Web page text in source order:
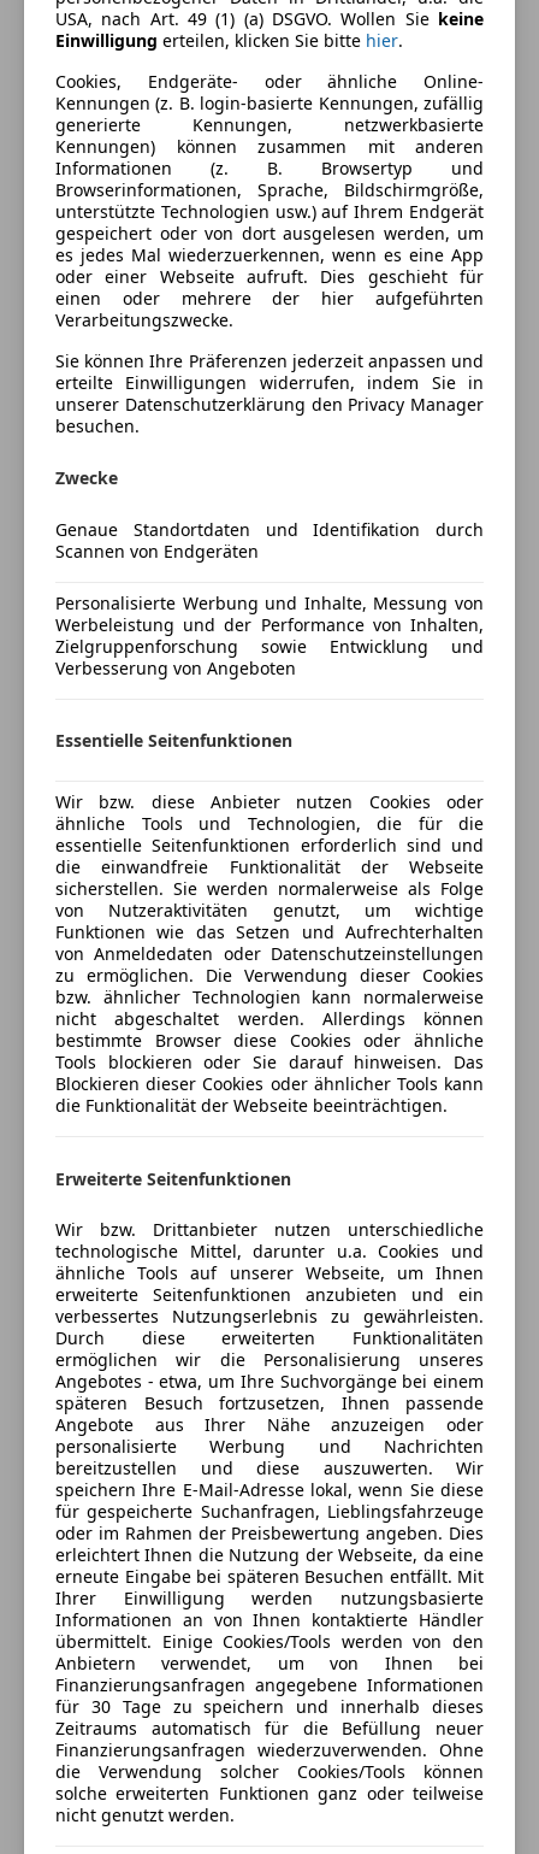
Komfort
Armlehne
Beheizbare Frontscheibe
Einparkhilfe
Einparkhilfe Rückfahrkamera
Einparkhilfe Sensoren hinten
Einparkhilfe Sensoren vorne
Elektrische Fensterheber
Elektrische Seitenspiegel
Getönte Scheiben
Klimaautomatik
Lederlenkrad
Lichtsensor
Lordosenstütze
Navigationssystem
Sitzheizung
Start/Stop-Automatik
Unterhaltung/Media
Freisprecheinrichtung
Radio
Volldigitales Kombiinstrument
Abstandstempomat
Abstandswarner
Beifahrerairbag
Fahrerairbag
Fernlichtassistent
Kopfairbag
LED-Scheinwerfer
LED-Tagfahrlicht
Müdigkeitswarnsystem
Notbremsassistent
Notrufsystem
Seitenairbag
Spurhalteassistent
Tagfahrlicht
Verkehrszeichenerkennung
Voll-LED Scheinwerfer
Wegfahrsperre
Zentralverriegelung
Extras
Anhängerkupplung
Dachreling
Innenspiegel automatisch abblendend
Pannenkit
Reserverad
Scheinwerferreinigung
Mehr anzeigen
Farbe und Innenausstattung
Außenfarbe
Grau
Lackierung
Andere
Preisbewertung
Versicherung
Kfz-Versicherung
Versicherungsschutz an Ihre Bedürfnisse
anpassen
Freischaden-Gutschein ab Stufe 0
Auto einfach online versichern & Rabatt holen
Verkäufer Händler
Porsche Saalfelden
Sternebewertung 5 von 5
5 Sterne
(100% Weiterempfehlungen)
Anbieter auf AutoScout24 seit 2021
Verkauf
Geschlossen
Öffnet um 8:00
Dalibor Smiljcic
Alle Fahrzeuge des Anbieters
Anbieter kontaktieren
Deine Nachricht
Eintauschwagen: Kaufen und verkaufen in nur einem
Schritt
Ich möchte mein Auto in Zahlung geben
(unverbindlich).
USA, nach Art. 49 (1) (a) DSGVO. Wollen Sie keine
Einwilligung erteilen, klicken Sie bitte hier.
Cookies, Endgeräte- oder ähnliche Online-
Kennungen (z. B. login-basierte Kennungen, zufällig
generierte Kennungen, netzwerkbasierte
Kennungen) können zusammen mit anderen
Informationen (z. B. Browsertyp und
Browserinformationen, Sprache, Bildschirmgröße,
unterstützte Technologien usw.) auf Ihrem Endgerät
gespeichert oder von dort ausgelesen werden, um
es jedes Mal wiederzuerkennen, wenn es eine App
oder einer Webseite aufruft. Dies geschieht für
einen oder mehrere der hier aufgeführten
Verarbeitungszwecke.
Sie können Ihre Präferenzen jederzeit anpassen und
erteilte Einwilligungen widerrufen, indem Sie in
unserer Datenschutzerklärung den Privacy Manager
besuchen.
Zwecke
Genaue Standortdaten und Identifikation durch
Scannen von Endgeräten
Personalisierte Werbung und Inhalte, Messung von
Werbeleistung und der Performance von Inhalten,
Zielgruppenforschung sowie Entwicklung und
Verbesserung von Angeboten
Essentielle Seitenfunktionen
Wir bzw. diese Anbieter nutzen Cookies oder
ähnliche Tools und Technologien, die für die
essentielle Seitenfunktionen erforderlich sind und
die einwandfreie Funktionalität der Webseite
sicherstellen. Sie werden normalerweise als Folge
von Nutzeraktivitäten genutzt, um wichtige
Funktionen wie das Setzen und Aufrechterhalten
von Anmeldedaten oder Datenschutzeinstellungen
zu ermöglichen. Die Verwendung dieser Cookies
bzw. ähnlicher Technologien kann normalerweise
nicht abgeschaltet werden. Allerdings können
bestimmte Browser diese Cookies oder ähnliche
Tools blockieren oder Sie darauf hinweisen. Das
Blockieren dieser Cookies oder ähnlicher Tools kann
die Funktionalität der Webseite beeinträchtigen.
Erweiterte Seitenfunktionen
Wir bzw. Drittanbieter nutzen unterschiedliche
technologische Mittel, darunter u.a. Cookies und
ähnliche Tools auf unserer Webseite, um Ihnen
erweiterte Seitenfunktionen anzubieten und ein
verbessertes Nutzungserlebnis zu gewährleisten.
Durch diese erweiterten Funktionalitäten
ermöglichen wir die Personalisierung unseres
Angebotes - etwa, um Ihre Suchvorgänge bei einem
späteren Besuch fortzusetzen, Ihnen passende
Angebote aus Ihrer Nähe anzuzeigen oder
personalisierte Werbung und Nachrichten
bereitzustellen und diese auszuwerten. Wir
speichern Ihre E-Mail-Adresse lokal, wenn Sie diese
für gespeicherte Suchanfragen, Lieblingsfahrzeuge
oder im Rahmen der Preisbewertung angeben. Dies
erleichtert Ihnen die Nutzung der Webseite, da eine
erneute Eingabe bei späteren Besuchen entfällt. Mit
Ihrer Einwilligung werden nutzungsbasierte
Informationen an von Ihnen kontaktierte Händler
übermittelt. Einige Cookies/Tools werden von den
Anbietern verwendet, um von Ihnen bei
Finanzierungsanfragen angegebene Informationen
für 30 Tage zu speichern und innerhalb dieses
Zeitraums automatisch für die Befüllung neuer
Finanzierungsanfragen wiederzuverwenden. Ohne
die Verwendung solcher Cookies/Tools können
solche erweiterten Funktionen ganz oder teilweise
nicht genutzt werden.